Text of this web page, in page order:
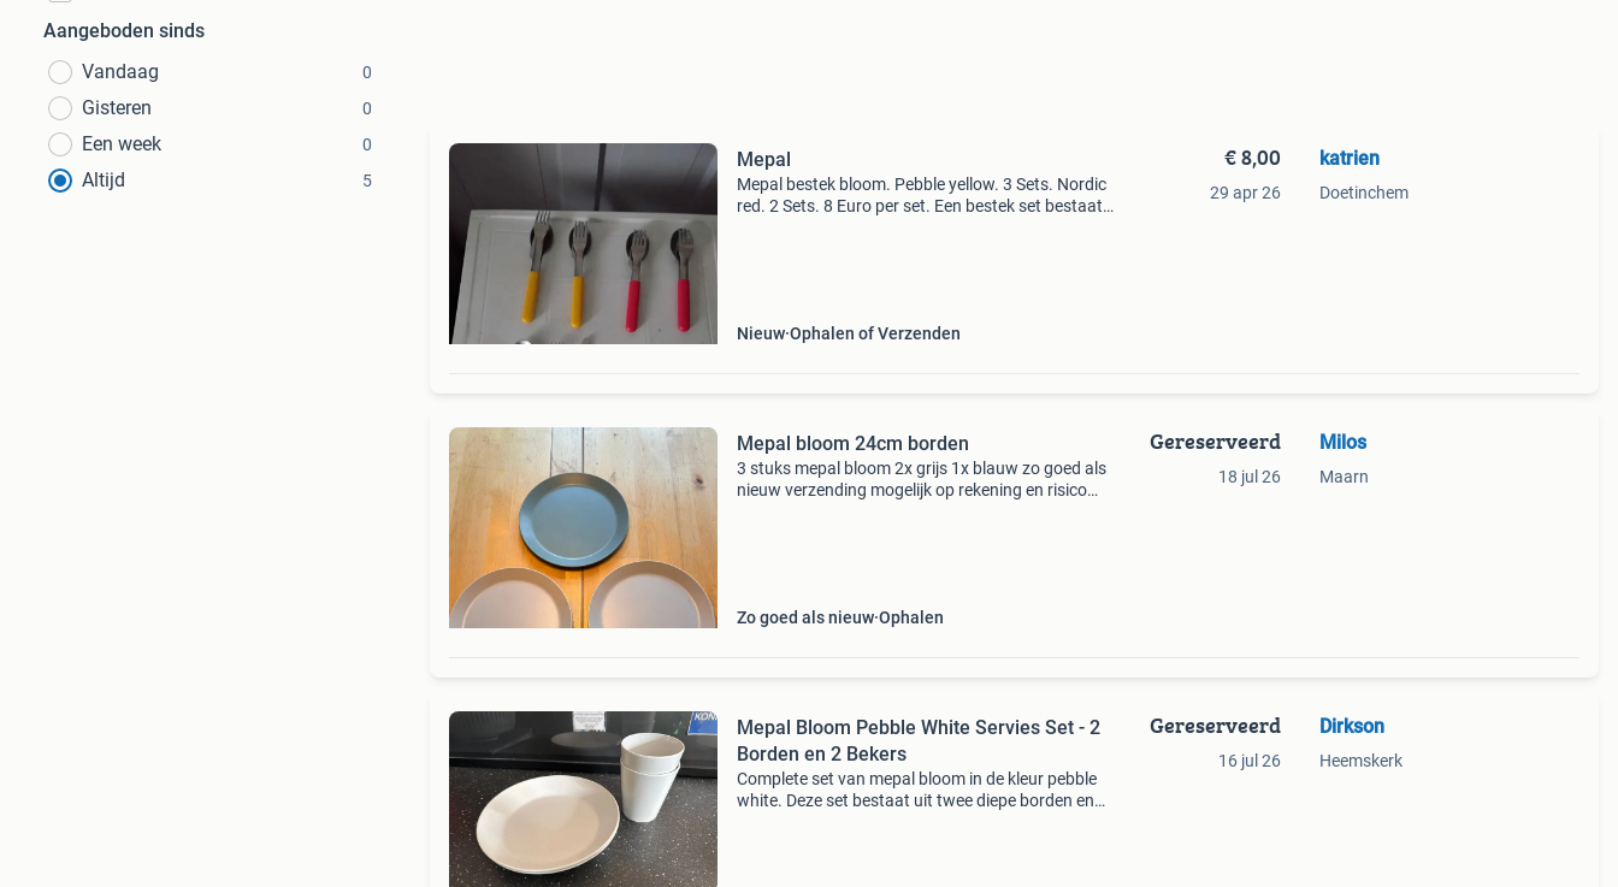
Aangeboden sinds
Vandaag
0
Gisteren 0
Een week 0
Altijd 5
Mepal
Mepal bestek bloom. Pebble yellow. 3 Sets. Nordic
red. 2 Sets. 8 Euro per set. Een bestek set bestaat
Nieuw Ophalen of Verzenden
€ 8,00
29 apr 26
katrien
Doetinchem
Mepal bloom 24cm borden
3 stuks mepal bloom 2x grijs 1x blauw zo goed als
nieuw verzending mogelijk op rekening en risico
Zo goed als nieuw Ophalen
Gereserveerd
18 jul 26
Milos
Maarn
Mepal Bloom Pebble White Servies Set - 2
Borden en 2 Bekers
Complete set van mepal bloom in de kleur pebble
white. Deze set bestaat uit twee diepe borden en
Gereserveerd
16 jul 26
Dirkson
Heemskerk